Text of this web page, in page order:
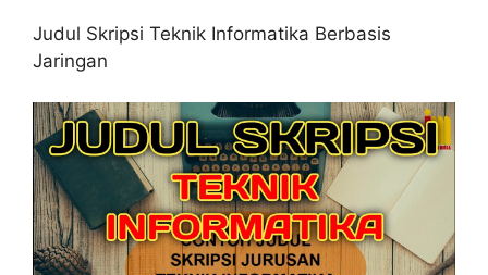
Judul Skripsi Teknik Informatika Berbasis
Jaringan